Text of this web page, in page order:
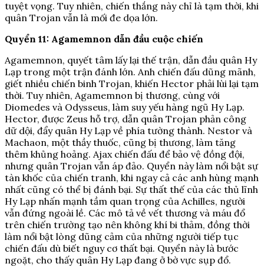
tuyệt vọng. Tuy nhiên, chiến thắng này chỉ là tạm thời, khi
quân Trojan vẫn là mối đe dọa lớn.
Quyển 11: Agamemnon dẫn đầu cuộc chiến
Agamemnon, quyết tâm lấy lại thế trận, dẫn đầu quân Hy
Lạp trong một trận đánh lớn. Anh chiến đấu dũng mãnh,
giết nhiều chiến binh Trojan, khiến Hector phải lùi lại tạm
thời. Tuy nhiên, Agamemnon bị thương, cùng với
Diomedes và Odysseus, làm suy yếu hàng ngũ Hy Lạp.
Hector, được Zeus hỗ trợ, dẫn quân Trojan phản công
dữ dội, đẩy quân Hy Lạp về phía tường thành. Nestor và
Machaon, một thầy thuốc, cũng bị thương, làm tăng
thêm khủng hoảng. Ajax chiến đấu để bảo vệ đồng đội,
nhưng quân Trojan vẫn áp đảo. Quyển này làm nổi bật sự
tàn khốc của chiến tranh, khi ngay cả các anh hùng mạnh
nhất cũng có thể bị đánh bại. Sự thất thế của các thủ lĩnh
Hy Lạp nhấn mạnh tầm quan trọng của Achilles, người
vẫn đứng ngoài lề. Các mô tả về vết thương và máu đổ
trên chiến trường tạo nên không khí bi thảm, đồng thời
làm nổi bật lòng dũng cảm của những người tiếp tục
chiến đấu dù biết nguy cơ thất bại. Quyển này là bước
ngoặt, cho thấy quân Hy Lạp đang ở bờ vực sụp đổ.